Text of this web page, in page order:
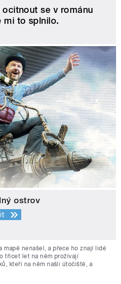
se v románu
mi to splnilo.
ostrov
mapě nenašel, a přece ho znají lidé
třicet let na něm prožívají
kteří na něm našli útočiště, a